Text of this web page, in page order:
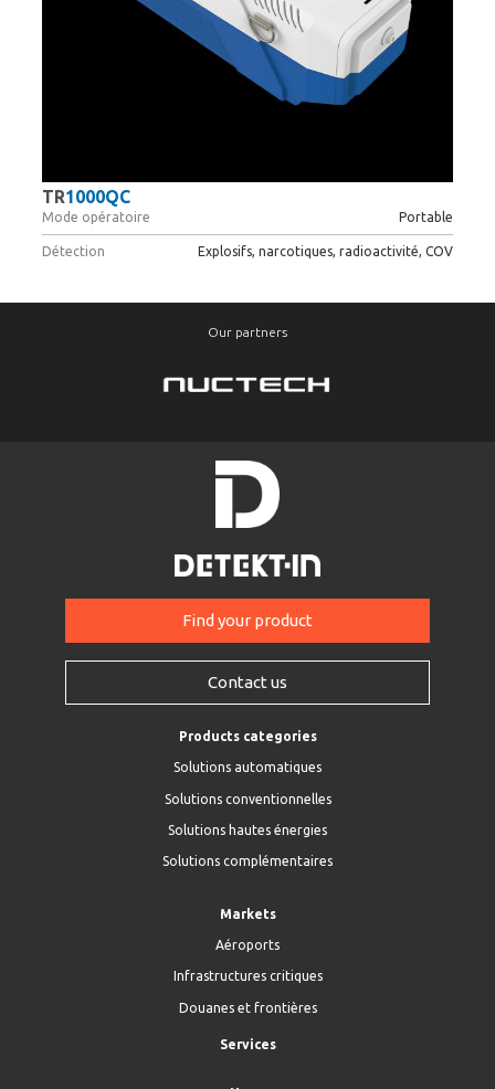
TR1000QC
Mode opératoire Portable
Détection Explosifs, narcotiques, radioactivité, COV
Our partners
Find your product
Contact us
Products categories
Solutions automatiques
Solutions conventionnelles
Solutions hautes énergies
Solutions complémentaires
Markets
Aéroports
Infrastructures critiques
Douanes et frontières
Services